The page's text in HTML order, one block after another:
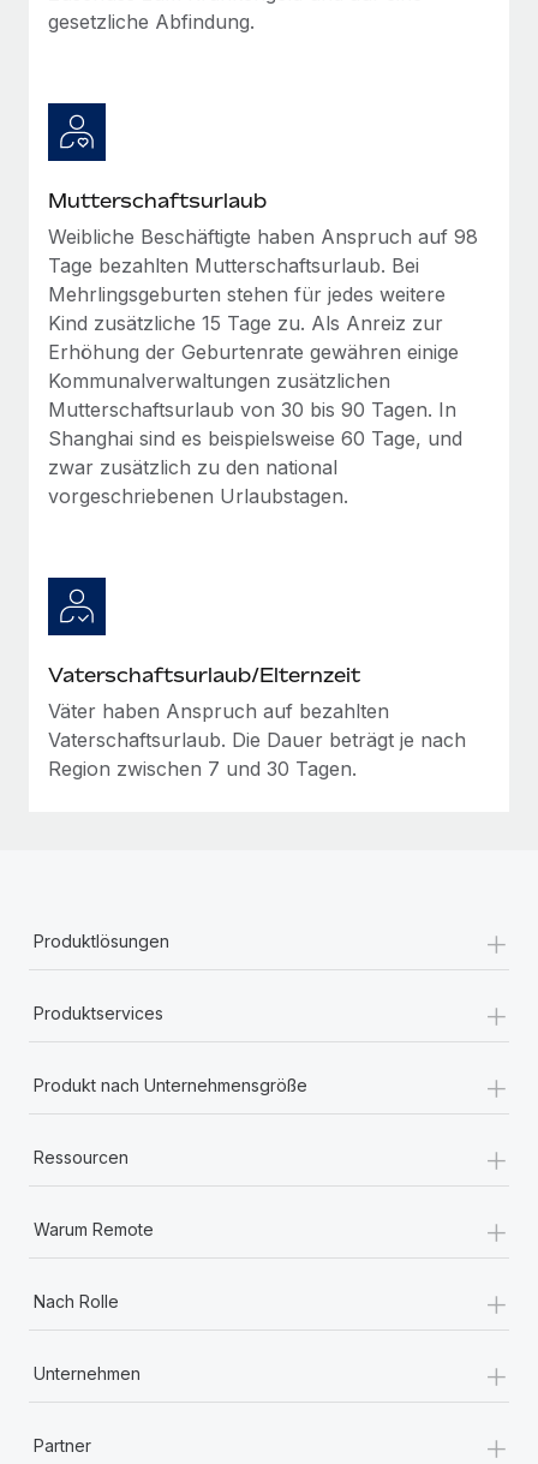
gesetzliche Abfindung.
Mutterschaftsurlaub
Weibliche Beschäftigte haben Anspruch auf 98
Tage bezahlten Mutterschaftsurlaub. Bei
Mehrlingsgeburten stehen für jedes weitere
Kind zusätzliche 15 Tage zu. Als Anreiz zur
Erhöhung der Geburtenrate gewähren einige
Kommunalverwaltungen zusätzlichen
Mutterschaftsurlaub von 30 bis 90 Tagen. In
Shanghai sind es beispielsweise 60 Tage, und
zwar zusätzlich zu den national
vorgeschriebenen Urlaubstagen.
Vaterschaftsurlaub/Elternzeit
Väter haben Anspruch auf bezahlten
Vaterschaftsurlaub. Die Dauer beträgt je nach
Region zwischen 7 und 30 Tagen.
Produktlösungen +
Produktservices +
Produkt nach Unternehmensgröße +
Ressourcen +
Warum Remote +
Nach Rolle +
Unternehmen +
Partner +